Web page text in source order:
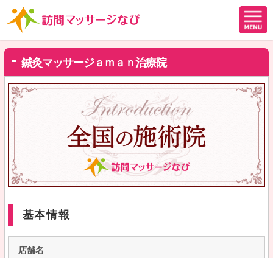
鍼灸マッサージａｍａｎ治療院
基本情報
店舗名